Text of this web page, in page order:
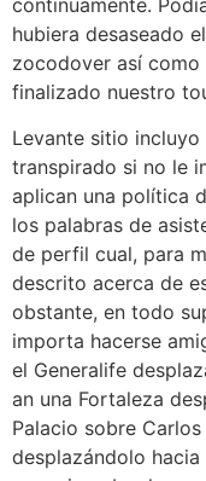
hubiera desaseado
zocodover así­ como
finalizado nuestro
Levante sitio
transpirado si no le
aplican una política
los palabras de
de perfil cual, para
descrito acerca de
obstante, en todo
importa hacerse
el Generalife
an una Fortaleza
Palacio sobre
desplazándolo